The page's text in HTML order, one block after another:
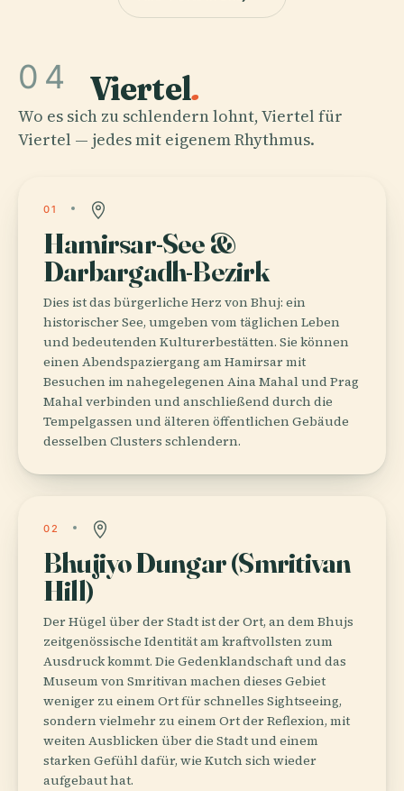
04 Viertel.
Wo es sich zu schlendern lohnt, Viertel für
Viertel — jedes mit eigenem Rhythmus.
01
Hamirsar-See &
Darbargadh-Bezirk
Dies ist das bürgerliche Herz von Bhuj: ein
historischer See, umgeben vom täglichen Leben
und bedeutenden Kulturerbestätten. Sie können
einen Abendspaziergang am Hamirsar mit
Besuchen im nahegelegenen Aina Mahal und Prag
Mahal verbinden und anschließend durch die
Tempelgassen und älteren öffentlichen Gebäude
desselben Clusters schlendern.
02
Bhujiyo Dungar (Smritivan
Hill)
Der Hügel über der Stadt ist der Ort, an dem Bhujs
zeitgenössische Identität am kraftvollsten zum
Ausdruck kommt. Die Gedenklandschaft und das
Museum von Smritivan machen dieses Gebiet
weniger zu einem Ort für schnelles Sightseeing,
sondern vielmehr zu einem Ort der Reflexion, mit
weiten Ausblicken über die Stadt und einem
starken Gefühl dafür, wie Kutch sich wieder
aufgebaut hat.